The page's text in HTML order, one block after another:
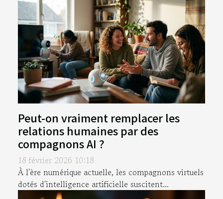
Peut-on vraiment remplacer les
relations humaines par des
compagnons AI ?
18 février 2026 10:18
À l'ère numérique actuelle, les compagnons virtuels
dotés d'intelligence artificielle suscitent...